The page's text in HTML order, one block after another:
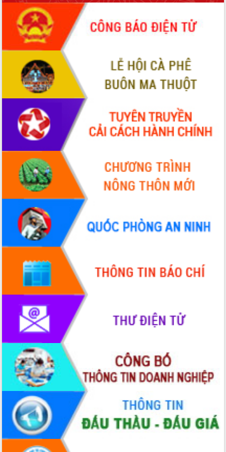
sầu riêng tại Đắk Lắk
Trình diễn nghệ thuật chế biến các
món ăn từ sầu riêng
Đắk Lắk công bố Quy hoạch và xúc
tiến đầu tư tỉnh
Ngành cá ngừ Đắk Lắk chủ động thích
ứng để giữ vững thị trường xuất khẩu
Diễn đàn Kinh tế tư nhân Việt Nam đột
phá cơ chế - Hợp tác công tư
Đề án 06 tạo bước ngoặt đột phá trong
cải cách hành chính tỉnh Đắk Lắk
Kết nối tour, đẩy mạnh chuyển đổi số
để phát triển du lịch Đắk Lắk
Khởi động Dự án Đầu tư xây dựng hạ
tầng kỹ thuật Cụm công nghiệp Tân
Tiến
Gặp mặt các cơ quan báo chí nhân Kỷ
niệm 101 năm Ngày Báo chí Cách
Đắk Lắk sơ kết 4 năm triển khai thực
hiện Đề án 06 của Chính phủ
Họp báo thông tin về Hội nghị Công bố
Quy hoạch và Xúc tiến đầu tư tỉnh Đắk
Khơi thông điểm nghẽn, đẩy nhanh
giải ngân vốn khắc phục thiên tai
HĐND tỉnh thông qua điều chỉnh Quy
hoạch tỉnh thời kỳ 2021-2030
Hội thảo góp ý hồ sơ điều chỉnh quy
hoạch tỉnh Đắk Lắk thời kỳ 2021-2030,
tầm nhìn đến năm 2050
Nâng cao hiệu quả hoạt động của các
doanh nghiệp nhà nước
Hội nghị triển khai kết nối mạng
truyền số liệu chuyên dùng phục vụ cơ
quan Đảng, Nhà nước
Lễ phát động chuỗi hoạt động chung
tay làm sạch môi trường
Xã Ea Kar bước chuyển mình trong
công tác cải cách hành chính mô hình